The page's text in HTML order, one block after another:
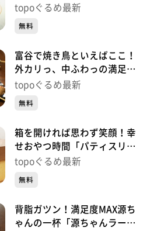
レクリア」（富谷市日吉台）
topoぐるめ最新
無料
富谷で焼き鳥といえばここ！
外カリっ、中ふわっの満足の
一串！「翔家」（富谷市成
topoぐるめ最新
無料
箱を開ければ思わず笑顔！幸
せおやつ時間「パティスリー
アンシャンテ」（泉区泉ヶ
topoぐるめ最新
無料
背脂ガツン！満足度MAX源ち
ゃんの一杯「源ちゃんラーメ